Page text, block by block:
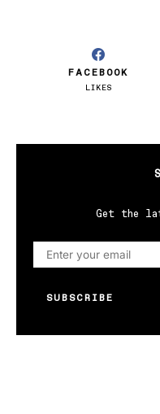
FACEBOOK
LIKES
Get the
SUBSCRIBE